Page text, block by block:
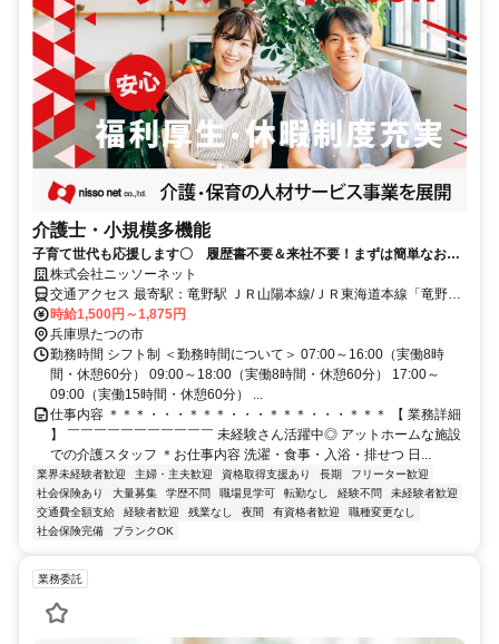
介護士・小規模多機能
子育て世代も応援します〇 履歴書不要＆来社不要！まずは簡単なお仕
事から始めましょう！
株式会社ニッソーネット
交通アクセス 最寄駅：竜野駅 ＪＲ山陽本線/ＪＲ東海道本線「竜野
駅」から徒歩15分
時給1,500円～1,875円
兵庫県たつの市
勤務時間 シフト制 ＜勤務時間について＞ 07:00～16:00（実働8時
間・休憩60分） 09:00～18:00（実働8時間・休憩60分） 17:00～
09:00（実働15時間・休憩60分） ...
仕事内容 ＊＊＊・・・＊＊＊・・・＊＊＊・・・＊＊＊ 【 業務詳細
】 ￣￣￣￣￣￣￣￣￣￣￣ 未経験さん活躍中◎ アットホームな施設
での介護スタッフ ＊お仕事内容 洗濯・食事・入浴・排せつ 日...
業界未経験者歓迎 主婦・主夫歓迎 資格取得支援あり 長期
フリーター歓迎
社会保険あり
大量募集 学歴不問 職場見学可 転勤なし 経験不問
未経験者歓迎
交通費全額支給
経験者歓迎 残業なし 夜間 有資格者歓迎
職種変更なし
社会保険完備
ブランクOK
業務委託